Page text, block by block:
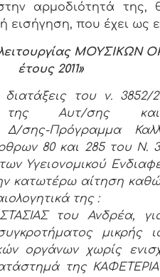
αρμοδιότητά της,
εισήγηση, που έχει ως
ΜΟΥΣΙΚΩΝ
έτους 2011»
του ν. 3852/
της Αυτ/σης
σης-Πρόγραμμα
80 και 285 του Ν.
Υγειονομικού
κατωτέρω αίτηση
της :
του Ανδρέα,
μικρής
οργάνων χωρίς
της